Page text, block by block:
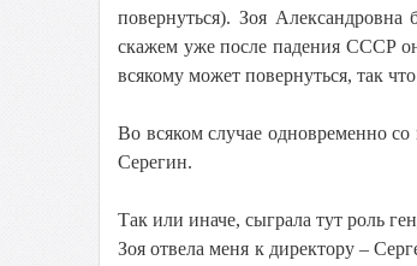
повернуться). Зоя
скажем уже после падения СССР
всякому может повернуться, так
Во всяком случае одновременно
Серегин.
Так или иначе, сыграла тут роль
Зоя отвела меня к директору –